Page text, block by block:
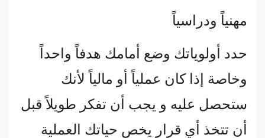
مهنياً ودراسياً
حدد أولوياتك وضع أمامك هدفاً واحداً
وخاصة إذا كان عملياً أو مالياً لأنك
ستحصل عليه و يجب أن تفكر طويلاً قبل
أن تتخذ أي قرار يخص حياتك العملية